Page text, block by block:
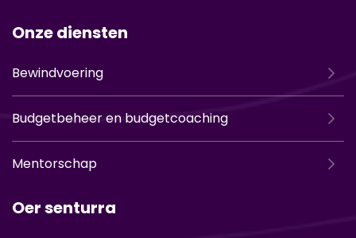
Onze diensten
Bewindvoering
Budgetbeheer en budgetcoaching
Mentorschap
Oer senturra